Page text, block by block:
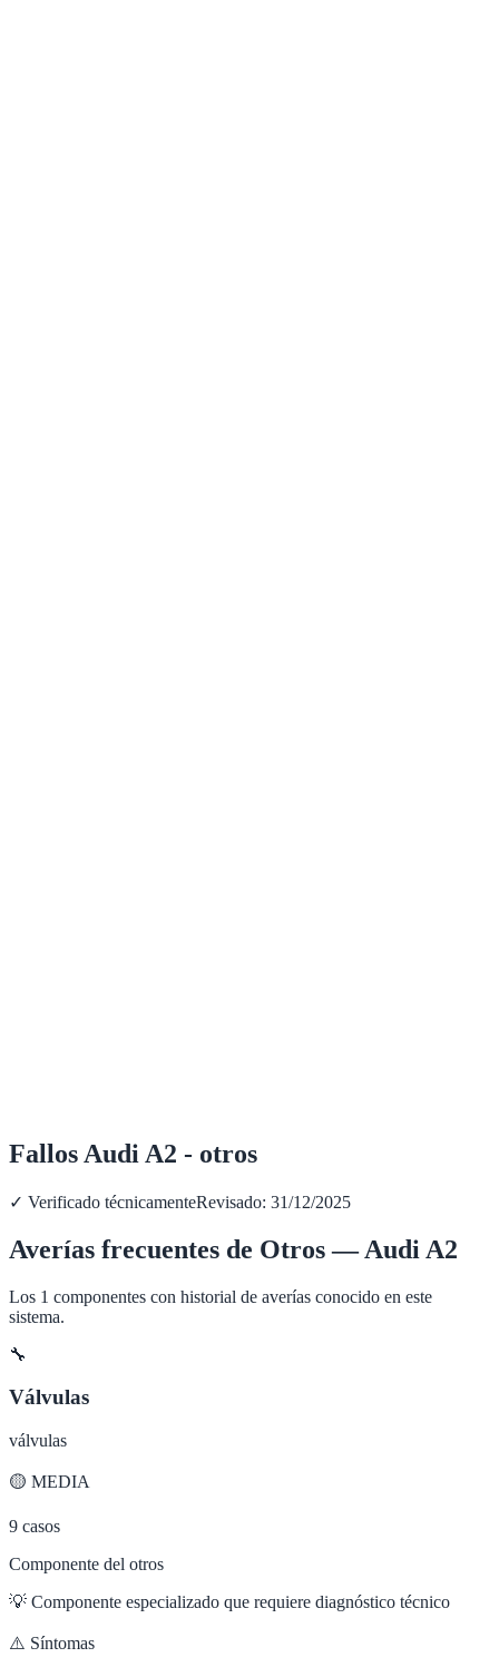
Fallos Audi A2 - otros
✓ Verificado técnicamenteRevisado: 31/12/2025
Averías frecuentes de Otros—Audi A2
Los 1 componentes con historial de averías conocido en este
sistema.
🔧
Válvulas
válvulas
🟡 MEDIA
9 casos
Componente del otros
💡 Componente especializado que requiere diagnóstico técnico
⚠️ Síntomas